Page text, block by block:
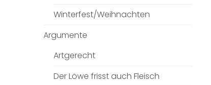
Winterfest/Weihnachten
Argumente
Artgerecht
Der Löwe frisst auch Fleisch